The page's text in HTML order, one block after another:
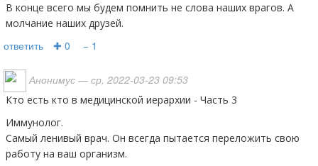
В конце всего мы будем помнить не слова наших врагов. А
молчание наших друзей.
ответить ✚ 0 − 1
Анонимус — ср, 2022-03-23 09:53
Кто есть кто в медицинской иерархии - Часть 3
Иммунолог.
Самый ленивый врач. Он всегда пытается переложить свою
работу на ваш организм.